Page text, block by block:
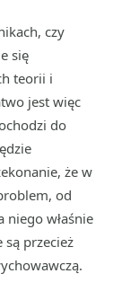
czy
się
teorii i
jest więc
do
że w
od
niego właśnie
są przecież